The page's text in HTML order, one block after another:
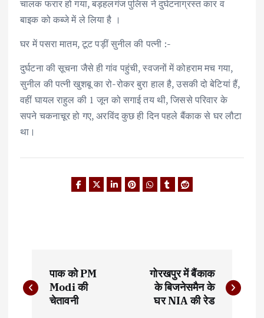
चालक फरार हो गया, बड़हलगंज पुलिस ने दुर्घटनाग्रस्त कार व
बाइक को कब्जे में ले लिया है ।
घर में पसरा मातम, टूट पड़ीं सुनील की पत्नी :-
दुर्घटना की सूचना जैसे ही गांव पहुंची, स्वजनों में कोहराम मच गया,
सुनील की पत्नी खुशबू का रो-रोकर बुरा हाल है, उसकी दो बेटियां हैं,
वहीं घायल राहुल की 1 जून को सगाई तय थी, जिससे परिवार के
सपने चकनाचूर हो गए, अरविंद कुछ ही दिन पहले बैंकाक से घर लौटा
था।
o
पाक को PM
Modi की
चेतावनी
गोरखपुर में बैंकाक
के बिजनेसमैन के
घर NIA की रेड